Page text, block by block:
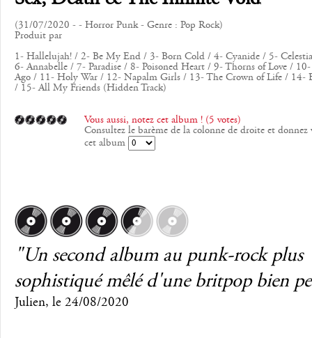
(31/07/2020 - - Horror Punk - Genre : Pop Rock)
Produit par
1- Hallelujah! / 2- Be My End / 3- Born Cold / 4- Cyanide / 5-
6- Annabelle / 7- Paradise / 8- Poisoned Heart / 9- Thorns of Love / 10-
Ago / 11- Holy War / 12- Napalm Girls / 13- The Crown of Life / 14-
/ 15- All My Friends (Hidden Track)
Vous aussi, notez cet album ! (5 votes)
Consultez le barème de la colonne de droite et donnez
cet album
"Un second album au punk-rock plus
sophistiqué mêlé d'une britpop bien
Julien, le 24/08/2020